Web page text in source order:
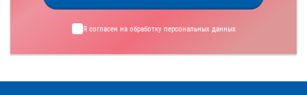
Я согласен на обработку персональных данных